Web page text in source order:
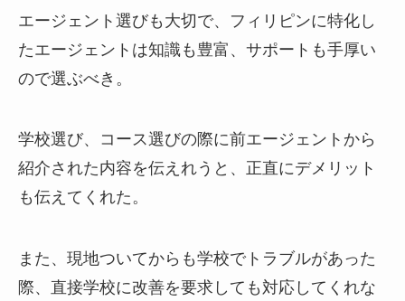
エージェント選びも大切で、フィリピンに特化し
たエージェントは知識も豊富、サポートも手厚い
ので選ぶべき。
学校選び、コース選びの際に前エージェントから
紹介された内容を伝えれうと、正直にデメリット
も伝えてくれた。
また、現地ついてからも学校でトラブルがあった
際、直接学校に改善を要求しても対応してくれな